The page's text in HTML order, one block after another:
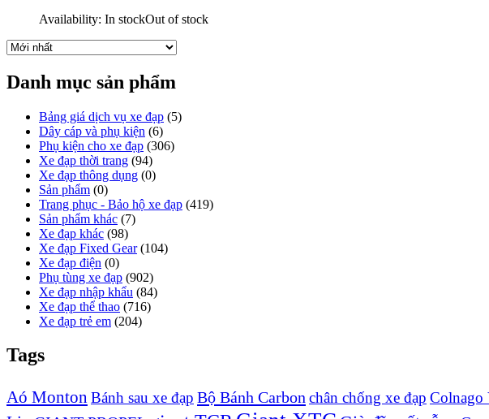
Availability: In stockOut of stock
Danh mục sản phẩm
Bảng giá dịch vụ xe đạp (5)
Dây cáp và phụ kiện (6)
Phụ kiện cho xe đạp (306)
Xe đạp thời trang (94)
Xe đạp thông dụng (0)
Sản phẩm (0)
Trang phục - Bảo hộ xe đạp (419)
Sản phẩm khác (7)
Xe đạp khác (98)
Xe đạp Fixed Gear (104)
Xe đạp điện (0)
Phụ tùng xe đạp (902)
Xe đạp nhập khẩu (84)
Xe đạp thể thao (716)
Xe đạp trẻ em (204)
Tags
Aó Monton Bánh sau xe đạp Bộ Bánh Carbon chân chống xe đạp Colnago